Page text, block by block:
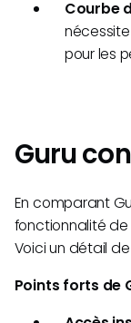
Courbe
pour les
Guru
En comparant
fonctionnalité
Voici un détail
Points forts de